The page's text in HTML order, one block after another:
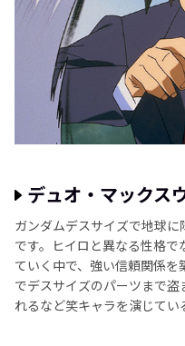
デュオ・マックス
ガンダムデスサイズで地球
です。ヒイロと異なる性格
ていく中で、強い信頼関係
でデスサイズのパーツまで
れるなど笑キャラを演じてい